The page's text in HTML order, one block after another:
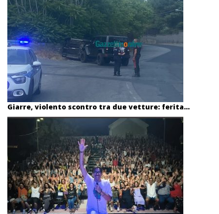
Giarre, violento scontro tra due vetture: ferita...